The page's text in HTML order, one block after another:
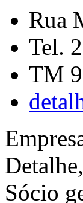
Rua
Tel.
TM
Sócio